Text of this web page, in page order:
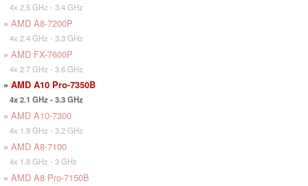
4x 2.5 GHz - 3.4 GHz
» AMD A8-7200P
4x 2.4 GHz - 3.3 GHz
» AMD FX-7600P
4x 2.7 GHz - 3.6 GHz
» AMD A10 Pro-7350B
4x 2.1 GHz - 3.3 GHz
» AMD A10-7300
4x 1.9 GHz - 3.2 GHz
» AMD A8-7100
4x 1.8 GHz - 3 GHz
» AMD A8 Pro-7150B